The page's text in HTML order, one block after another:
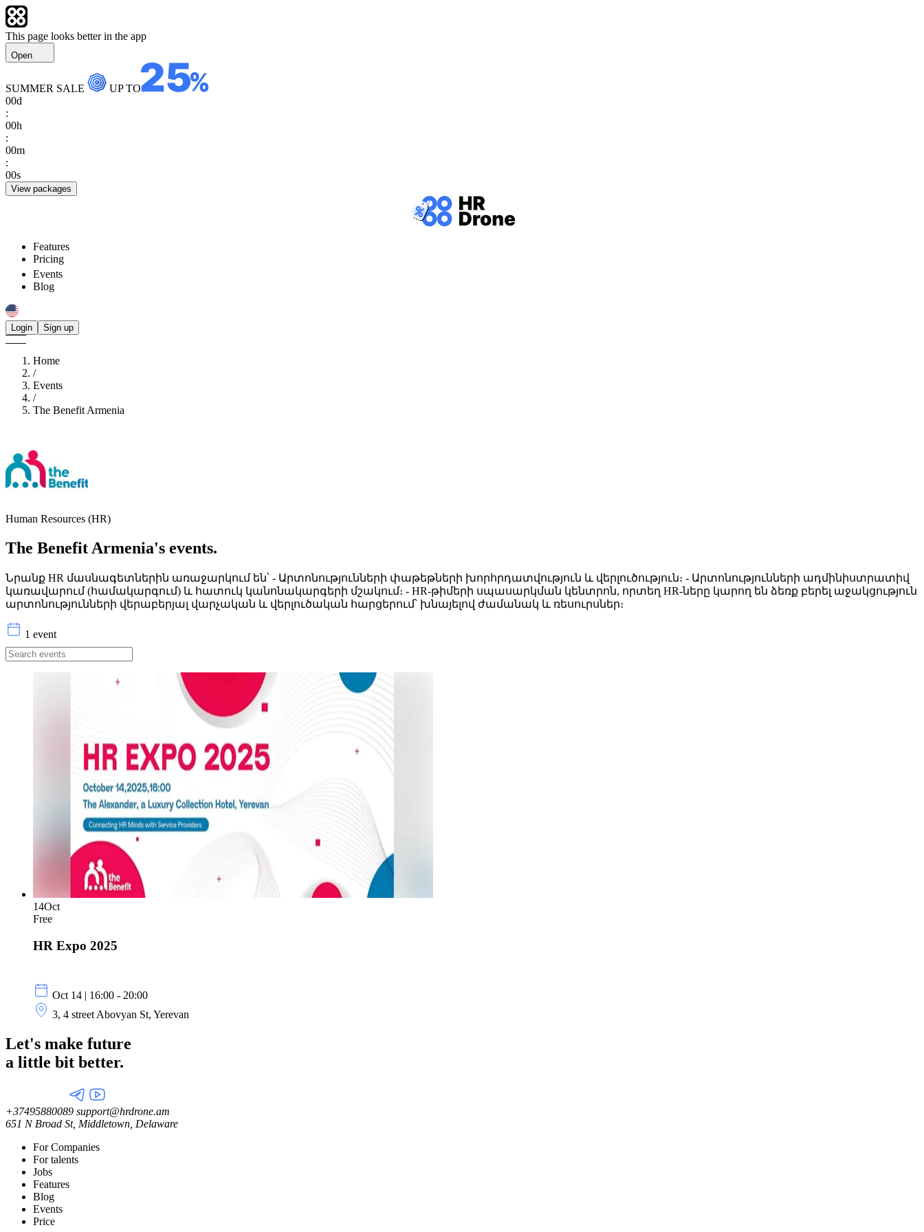
This page looks better in the app
Open
SUMMER SALE
UP TO
00d
:
00h
:
00m
:
00s
View packages
Features
Pricing
Events
Blog
Login Sign up
Home
/
Events
/
The Benefit Armenia
Human Resources (HR)
The Benefit Armenia's events.
Նրանք HR մասնագետներին առաջարկում են՝ - Արտոնությունների փաթեթների խորհրդատվություն և վերլուծություն։ - Արտոնությունների ադմինիստրատիվ
կառավարում (համակարգում) և հատուկ կանոնակարգերի մշակում։ - HR-թիմերի սպասարկման կենտրոն, որտեղ HR-ները կարող են ձեռք բերել աջակցություն
արտոնությունների վերաբերյալ վարչական և վերլուծական հարցերում՝ խնայելով ժամանակ և ռեսուրսներ։
1 event
14Oct
Free
HR Expo 2025
Oct 14 | 16:00 - 20:00
3, 4 street Abovyan St, Yerevan
Let's make future
a little bit better.
+37495880089 support@hrdrone.am
651 N Broad St, Middletown, Delaware
For Companies
For talents
Jobs
Features
Blog
Events
Price